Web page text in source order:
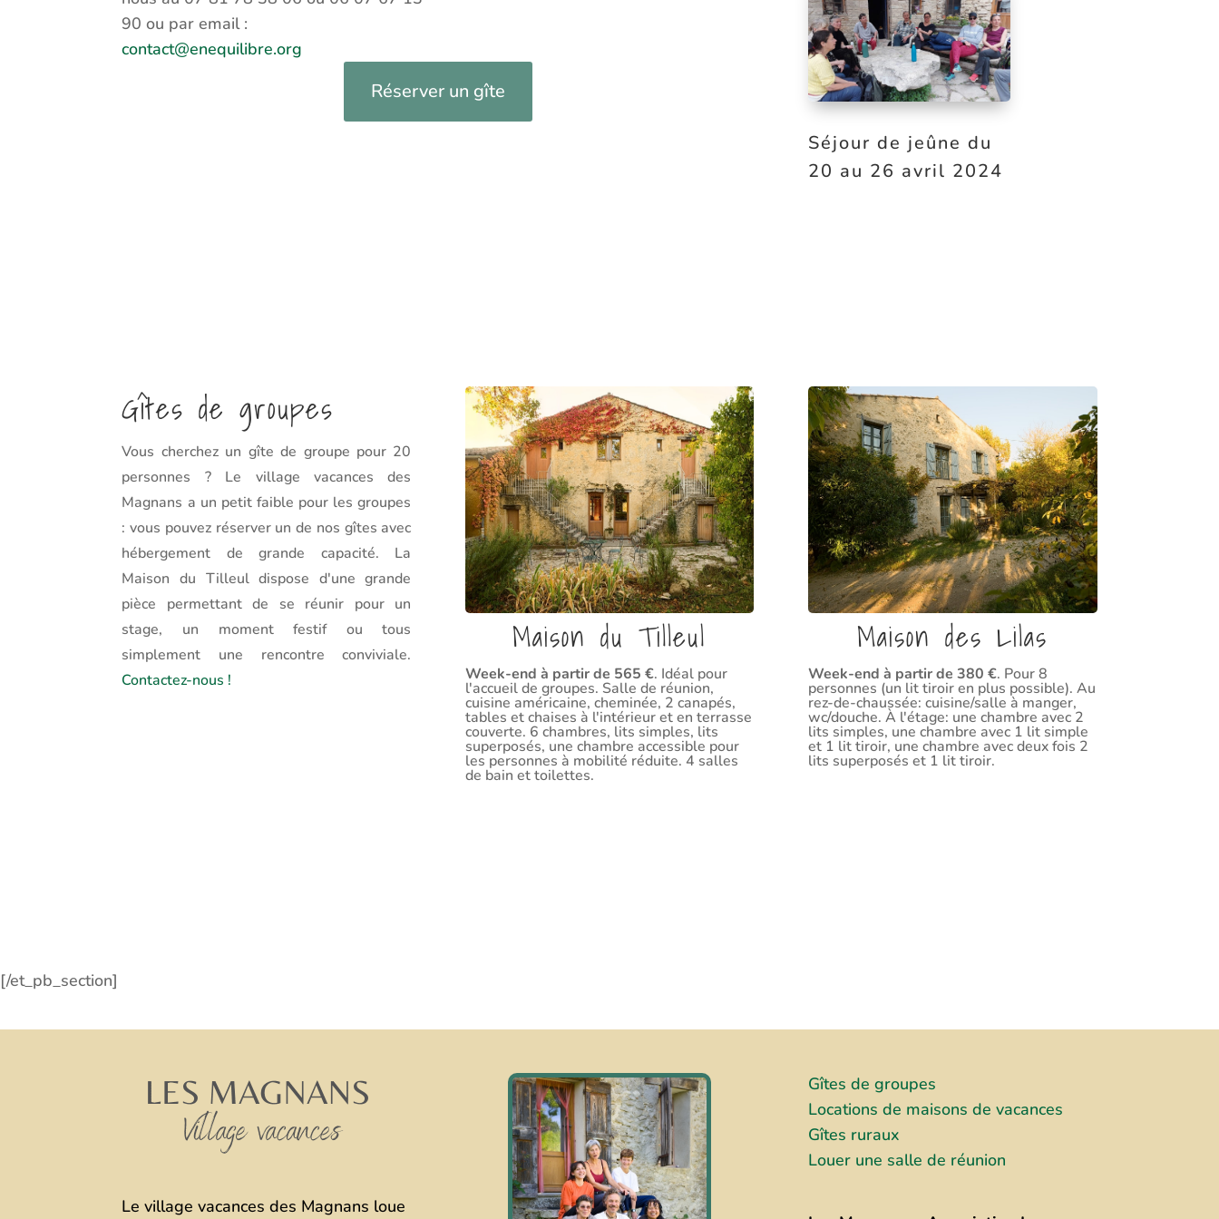
90 ou par email :
contact@enequilibre.org
Réserver un gîte
Séjour de jeûne du
20 au 26 avril 2024
Gîtes de groupes
Vous cherchez un gîte de groupe pour 20
personnes ? Le village vacances des
Magnans a un petit faible pour les groupes
: vous pouvez réserver un de nos gîtes avec
hébergement de grande capacité. La
Maison du Tilleul dispose d'une grande
pièce permettant de se réunir pour un
stage, un moment festif ou tous
simplement une rencontre conviviale.
Contactez-nous !
Maison du Tilleul
Week-end à partir de 565 €. Idéal pour
l'accueil de groupes. Salle de réunion,
cuisine américaine, cheminée, 2 canapés,
tables et chaises à l'intérieur et en terrasse
couverte. 6 chambres, lits simples, lits
superposés, une chambre accessible pour
les personnes à mobilité réduite. 4 salles
de bain et toilettes.
Maison des Lilas
Week-end à partir de 380 €. Pour 8
personnes (un lit tiroir en plus possible). Au
rez-de-chaussée: cuisine/salle à manger,
wc/douche. À l'étage: une chambre avec 2
lits simples, une chambre avec 1 lit simple
et 1 lit tiroir, une chambre avec deux fois 2
lits superposés et 1 lit tiroir.
[/et_pb_section]
Le village vacances des Magnans loue
Gîtes de groupes
Locations de maisons de vacances
Gîtes ruraux
Louer une salle de réunion